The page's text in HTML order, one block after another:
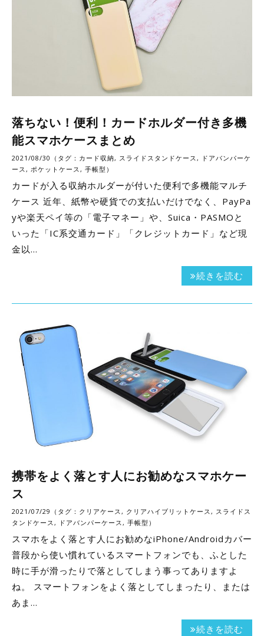
落ちない！便利！カードホルダー付き多機
能スマホケースまとめ
2021/08/30（タグ： カード収納, スライドスタンドケース,
ドアバンパーケ
ース, ポケットケース, 手帳型 ）
カードが入る収納ホルダーが付いた便利で多機能マルチ
ケース 近年、紙幣や硬貨での支払いだけでなく、PayPa
yや楽天ペイ等の「電子マネー」や、Suica・PASMOと
いった「IC系交通カード」「クレジットカード」など現
金以…
続きを読む
携帯をよく落とす人にお勧めなスマホケー
ス
2021/07/29（タグ： クリアケース, クリアハイブリットケース, スライドス
タンドケース, ドアバンパーケース, 手帳型 ）
スマホをよく落とす人にお勧めなiPhone/Androidカバー
普段から使い慣れているスマートフォンでも、ふとした
時に手が滑ったりで落としてしまう事ってありますよ
ね。 スマートフォンをよく落としてしまったり、または
あま…
続きを読む